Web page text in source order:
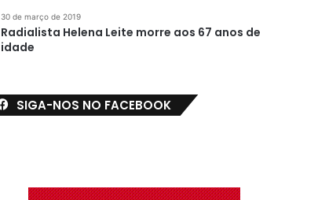
30 de março de 2019
Radialista Helena Leite morre aos 67 anos de
idade
SIGA-NOS NO FACEBOOK